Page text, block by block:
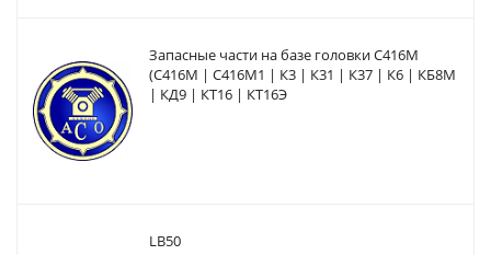
Запасные части на базе головки С416М
(С416М | С416М1 | К3 | К31 | К37 | К6 | КБ8М
| КД9 | КТ16 | КТ16Э
LB50